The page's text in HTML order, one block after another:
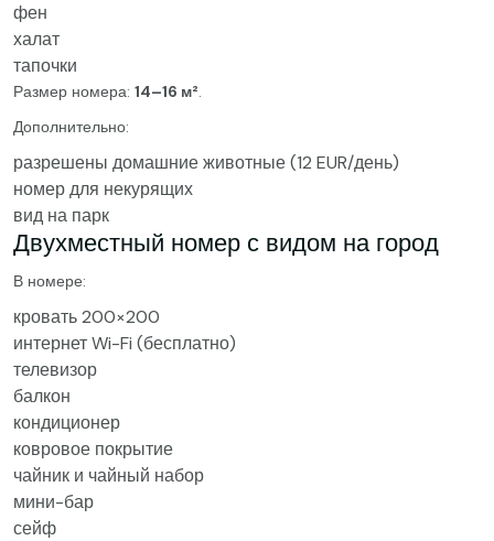
фен
халат
тапочки
Размер номера: 14–16 м².
Дополнительно:
разрешены домашние животные (12 EUR/день)
номер для некурящих
вид на парк
Двухместный номер с видом на город
В номере:
кровать 200×200
интернет Wi-Fi (бесплатно)
телевизор
балкон
кондиционер
ковровое покрытие
чайник и чайный набор
мини-бар
сейф